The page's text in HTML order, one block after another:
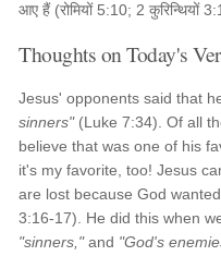
आए हैं (रोमियों 5:10; 2 कुरिन्थियों
Thoughts on Today's
Jesus' opponents said that
sinners"(Luke 7:34). Of all
believe that was one of his
it's my favorite, too! Jesus
are lost because God
3:16-17). He did this when
"sinners,"and "God's